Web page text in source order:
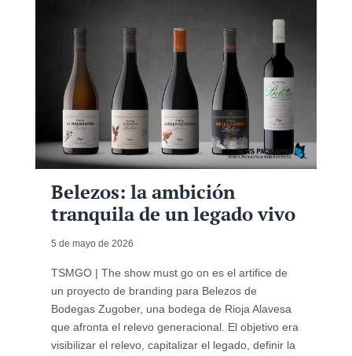
Belezos: la ambición
tranquila de un legado vivo
5 de mayo de 2026
TSMGO | The show must go on es el artifice de
un proyecto de branding para Belezos de
Bodegas Zugober, una bodega de Rioja Alavesa
que afronta el relevo generacional. El objetivo era
visibilizar el relevo, capitalizar el legado, definir la